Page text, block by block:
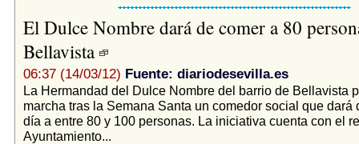
El Dulce Nombre dará de comer a 80
Bellavista
06:37 (14/03/12) Fuente: diariodesevilla.es
La Hermandad del Dulce Nombre del barrio de Bellavista
marcha tras la Semana Santa un comedor social que dará
día a entre 80 y 100 personas. La iniciativa cuenta con el
Ayuntamiento...